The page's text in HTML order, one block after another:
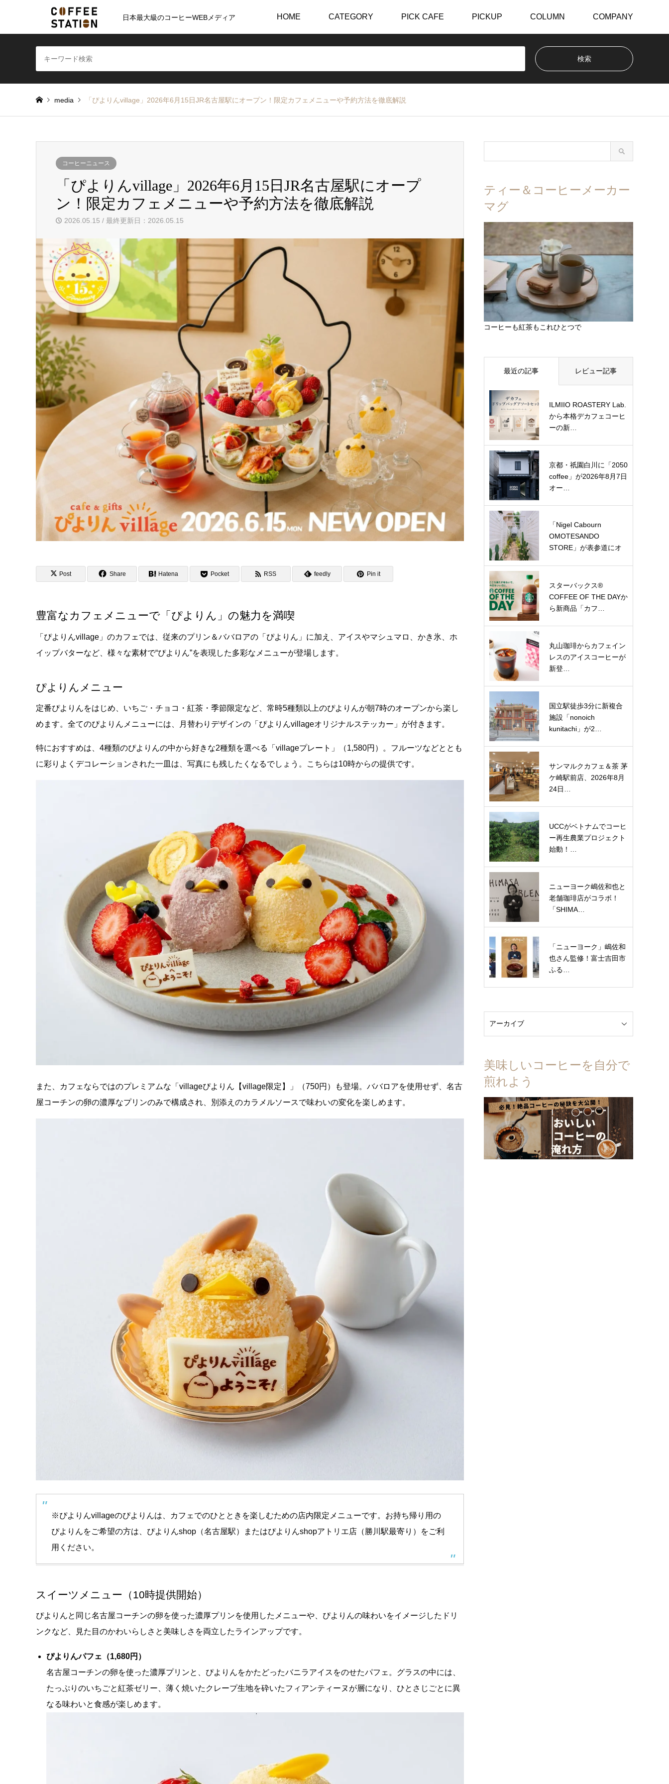
日本最大級のコーヒーWEBメディア HOME CATEGORY PICK CAFE PICKUP COLUMN COMPANY
media 「ぴよりんvillage」2026年6月15日JR名古屋駅にオープン！限定カフェメニューや予約方法を徹底解説
コーヒーニュース
「ぴよりんvillage」2026年6月15日JR名古屋駅にオープ
ン！限定カフェメニューや予約方法を徹底解説
2026.05.15 / 最終更新日：2026.05.15
Post Share Hatena Pocket RSS feedly Pin it
豊富なカフェメニューで「ぴよりん」の魅力を満喫
「ぴよりんvillage」のカフェでは、従来のプリン＆ババロアの「ぴよりん」に加え、アイスやマシュマロ、かき氷、ホ
イップバターなど、様々な素材で“ぴよりん”を表現した多彩なメニューが登場します。
ぴよりんメニュー
定番ぴよりんをはじめ、いちご・チョコ・紅茶・季節限定など、常時5種類以上のぴよりんが朝7時のオープンから楽し
めます。全てのぴよりんメニューには、月替わりデザインの「ぴよりんvillageオリジナルステッカー」が付きます。
特におすすめは、4種類のぴよりんの中から好きな2種類を選べる「villageプレート」（1,580円）。フルーツなどととも
に彩りよくデコレーションされた一皿は、写真にも残したくなるでしょう。こちらは10時からの提供です。
また、カフェならではのプレミアムな「villageぴよりん【village限定】」（750円）も登場。ババロアを使用せず、名古
屋コーチンの卵の濃厚なプリンのみで構成され、別添えのカラメルソースで味わいの変化を楽しめます。
※ぴよりんvillageのぴよりんは、カフェでのひとときを楽しむための店内限定メニューです。お持ち帰り用の
ぴよりんをご希望の方は、ぴよりんshop（名古屋駅）またはぴよりんshopアトリエ店（勝川駅最寄り）をご利
用ください。
スイーツメニュー（10時提供開始）
ぴよりんと同じ名古屋コーチンの卵を使った濃厚プリンを使用したメニューや、ぴよりんの味わいをイメージしたドリ
ンクなど、見た目のかわいらしさと美味しさを両立したラインアップです。
ぴよりんパフェ（1,680円）
名古屋コーチンの卵を使った濃厚プリンと、ぴよりんをかたどったバニラアイスをのせたパフェ。グラスの中には、
たっぷりのいちごと紅茶ゼリー、薄く焼いたクレープ生地を砕いたフィアンティーヌが層になり、ひとさじごとに異
なる味わいと食感が楽しめます。
ティー＆コーヒーメーカー
マグ
コーヒーも紅茶もこれひとつで
最近の記事 レビュー記事
ILMIIO ROASTERY Lab.
から本格デカフェコーヒ
ーの新…
京都・祇園白川に「2050
coffee」が2026年8月7日
オー…
「Nigel Cabourn
OMOTESANDO
STORE」が表参道にオ
スターバックス®
COFFEE OF THE DAYか
ら新商品「カフ…
丸山珈琲からカフェイン
レスのアイスコーヒーが
新登…
国立駅徒歩3分に新複合
施設「nonoich
kunitachi」が2…
サンマルクカフェ＆茶 茅
ケ崎駅前店、2026年8月
24日…
UCCがベトナムでコーヒ
ー再生農業プロジェクト
始動！…
ニューヨーク嶋佐和也と
老舗珈琲店がコラボ！
「SHIMA…
「ニューヨーク」嶋佐和
也さん監修！富士吉田市
ふる…
美味しいコーヒーを自分で
煎れよう